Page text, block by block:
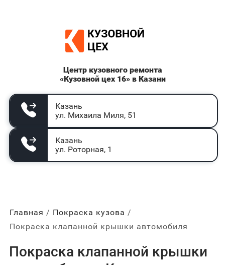
Центр кузовного ремонта
«Кузовной цех 16» в Казани
Казань
ул. Михаила Миля, 51
Казань
ул. Роторная, 1
Главная
Покраска кузова
Покраска клапанной крышки автомобиля
Покраска клапанной крышки